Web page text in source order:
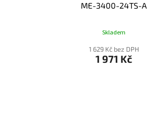
ME-3400-24TS-A
Skladem
1 629 Kč bez DPH
1 971 Kč